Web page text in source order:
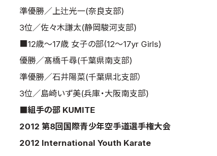
準優勝／上辻光一(奈良支部)
3位／佐々木謙太(静岡駿河支部)
■12歳～17歳 女子の部(12～17yr Girls)
優勝／髙橋千尋(千葉県南支部)
準優勝／石井陽菜(千葉県北支部）
3位／島崎いず美(兵庫・大阪南支部)
■組手の部 KUMITE
2012 第8回国際青少年空手道選手権大会
2012 International Youth Karate